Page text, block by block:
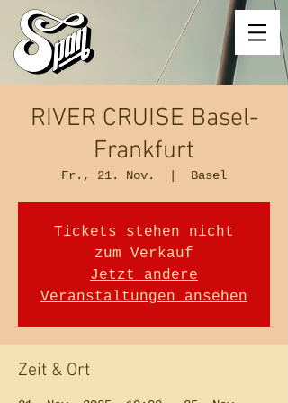
RIVER CRUISE Basel-
Frankfurt
Fr., 21. Nov. Basel
Tickets stehen nicht
zum Verkauf
Jetzt andere
Veranstaltungen ansehen
Zeit & Ort